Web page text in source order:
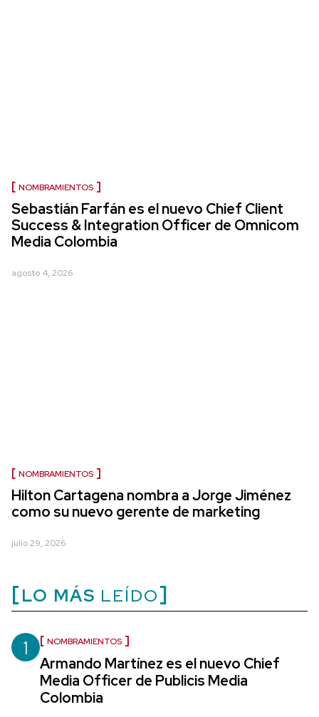
NOMBRAMIENTOS
Sebastián Farfán es el nuevo Chief Client
Success & Integration Officer de Omnicom
Media Colombia
agosto 4, 2026
NOMBRAMIENTOS
Hilton Cartagena nombra a Jorge Jiménez
como su nuevo gerente de marketing
julio 29, 2026
LO MÁS LEÍDO
1 NOMBRAMIENTOS
Armando Martínez es el nuevo Chief
Media Officer de Publicis Media
Colombia